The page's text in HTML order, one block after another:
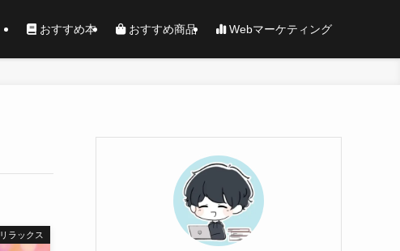
おすすめ本 おすすめ商品 Webマーケティング
リラックス